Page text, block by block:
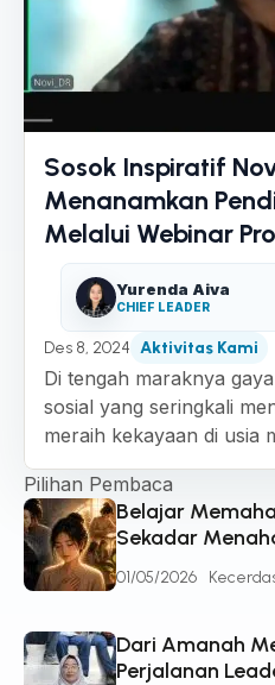
Sosok Inspiratif
Menanamkan
Melalui Webinar
Yurenda Aiva
CHIEF LEADER
Des 8, 2024 Aktivitas Kami
Di tengah maraknya
sosial yang seringkali
meraih kekayaan di usia
Pilihan Pembaca
Belajar
Sekadar
01/05/2026
Dari Amanah
Perjalanan